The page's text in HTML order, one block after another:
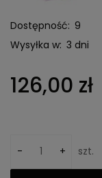
Dostępność: 9
Wysyłka w: 3 dni
126,00 zł
- + szt.